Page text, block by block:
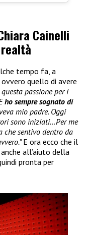
Cainelli
tempo fa, a
quello di avere
passione per i
ho sempre sognato di
mio padre. Oggi
sono iniziati…Per me
che sentivo dentro da
E ora ecco che il
all’aiuto della
pronta per